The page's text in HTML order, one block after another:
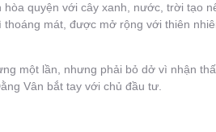
quyện với cây xanh, nước, trời tạo
mát, được mở rộng với thiên
một lần, nhưng phải bỏ dở vì nhận
Vân bắt tay với chủ đầu tư.